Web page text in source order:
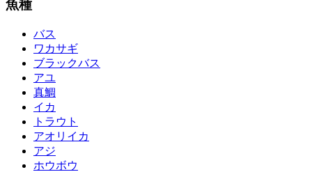
魚種
バス
ワカサギ
ブラックバス
アユ
真鯛
イカ
トラウト
アオリイカ
アジ
ホウボウ